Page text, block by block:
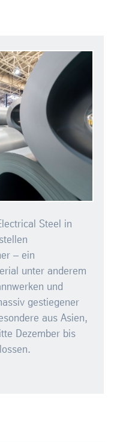
Steel in
– ein
unter anderem
und
gestiegener
aus Asien,
Dezember bis